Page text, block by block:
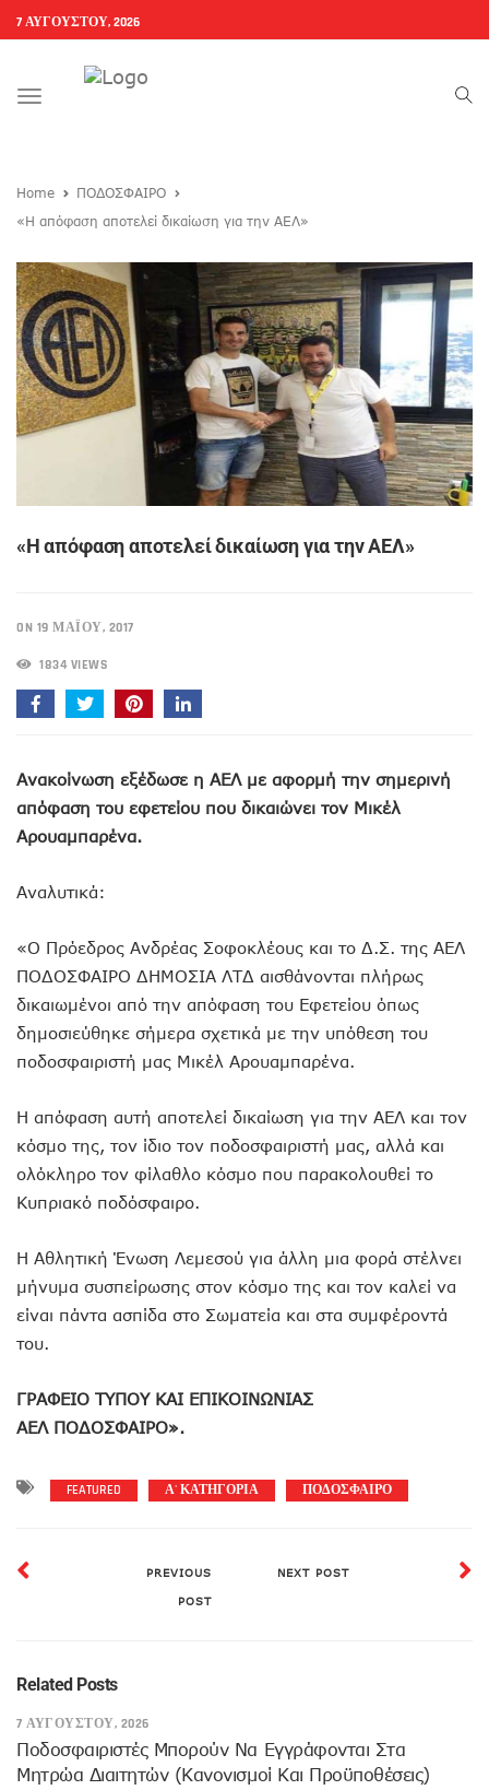
7 ΑΥΓΟΎΣΤΟΥ, 2026
Toggle
Home
ΠΟΔΟΣΦΑΙΡΟ
«Η απόφαση αποτελεί δικαίωση για την ΑΕΛ»
«Η απόφαση αποτελεί δικαίωση για την ΑΕΛ»
ON 19 ΜΑΪ́ΟΥ, 2017
1834 VIEWS
Ανακοίνωση εξέδωσε η ΑΕΛ με αφορμή την σημερινή
απόφαση του εφετείου που δικαιώνει τον Μικέλ
Αρουαμπαρένα.
Αναλυτικά:
«Ο Πρόεδρος Ανδρέας Σοφοκλέους και το Δ.Σ. της ΑΕΛ
ΠΟΔΟΣΦΑΙΡΟ ΔΗΜΟΣΙΑ ΛΤΔ αισθάνονται πλήρως
δικαιωμένοι από την απόφαση του Εφετείου όπως
δημοσιεύθηκε σήμερα σχετικά με την υπόθεση του
ποδοσφαιριστή μας Μικέλ Αρουαμπαρένα.
Η απόφαση αυτή αποτελεί δικαίωση για την ΑΕΛ και τον
κόσμο της, τον ίδιο τον ποδοσφαιριστή μας, αλλά και
ολόκληρο τον φίλαθλο κόσμο που παρακολουθεί το
Κυπριακό ποδόσφαιρο.
Η Αθλητική Ένωση Λεμεσού για άλλη μια φορά στέλνει
μήνυμα συσπείρωσης στον κόσμο της και τον καλεί να
είναι πάντα ασπίδα στο Σωματεία και στα συμφέροντά
του.
ΓΡΑΦΕΙΟ ΤΥΠΟΥ ΚΑΙ ΕΠΙΚΟΙΝΩΝΙΑΣ
ΑΕΛ ΠΟΔΟΣΦΑΙΡΟ».
FEATURED Α' ΚΑΤΗΓΟΡΙΑ ΠΟΔΟΣΦΑΙΡΟ
PREVIOUS
POST
NEXT POST
Related Posts
7 ΑΥΓΟΎΣΤΟΥ, 2026
Ποδοσφαιριστές Μπορούν Να Εγγράφονται Στα
Μητρώα Διαιτητών (κανονισμοί Και Προϋποθέσεις)